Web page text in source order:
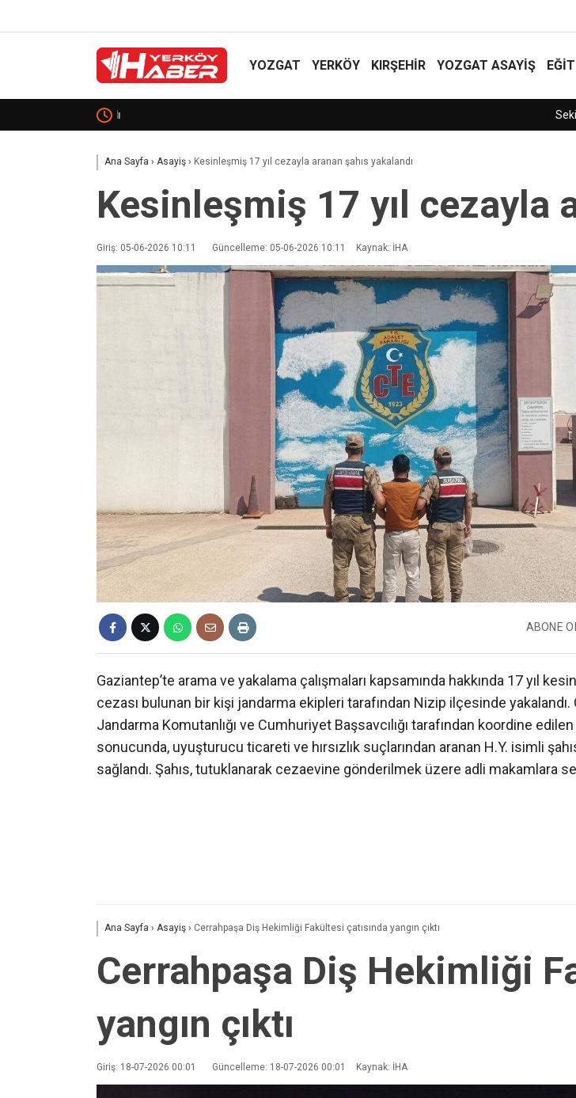
YOZGAT YERKÖY KIRŞEHİR YOZGAT ASAYIŞ
Sekili Köyü’ne Okul Müjdesi!
Ana Sayfa › Asayiş › Kesinleşmiş 17 yıl cezayla aranan şahıs yakalandı
Kesinleşmiş 17 yıl cezayla
Giriş: 05-06-2026 10:11 Güncelleme: 05-06-2026 10:11 Kaynak: İHA
ABONE OL
Gaziantep’te arama ve yakalama çalışmaları kapsamında hakkında 17 yıl
cezası bulunan bir kişi jandarma ekipleri tarafından Nizip ilçesinde yakalandı.
Jandarma Komutanlığı ve Cumhuriyet Başsavcılığı tarafından koordine
sonucunda, uyuşturucu ticareti ve hırsızlık suçlarından aranan H.Y. isimli
sağlandı. Şahıs, tutuklanarak cezaevine gönderilmek üzere adli makamlara
Ana Sayfa › Asayiş › Cerrahpaşa Diş Hekimliği Fakültesi çatısında yangın çıktı
Cerrahpaşa Diş Hekimliği
yangın çıktı
Giriş: 18-07-2026 00:01 Güncelleme: 18-07-2026 00:01 Kaynak: İHA